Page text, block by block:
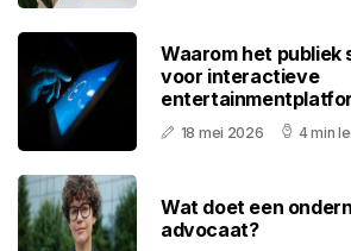
Waarom het publiek
voor interactieve
18 mei 2026 4 min
Wat doet een
advocaat?